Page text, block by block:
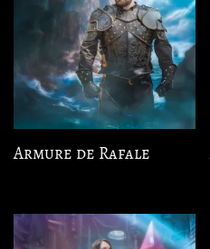
Armure de Rafale